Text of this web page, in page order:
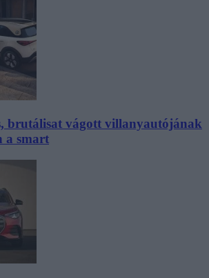
brutálisat vágott villanyautójának
a smart